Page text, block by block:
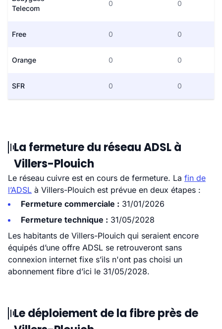
Telecom
0 0
Free 0 0
Orange 0 0
SFR 0 0
La fermeture du réseau ADSL à
Villers-Plouich
Le réseau cuivre est en cours de fermeture. La fin de
l’ADSL à Villers-Plouich est prévue en deux étapes :
Fermeture commerciale : 31/01/2026
Fermeture technique : 31/05/2028
Les habitants de Villers-Plouich qui seraient encore
équipés d’une offre ADSL se retrouveront sans
connexion internet fixe s’ils n'ont pas choisi un
abonnement fibre d’ici le 31/05/2028.
Le déploiement de la fibre près de